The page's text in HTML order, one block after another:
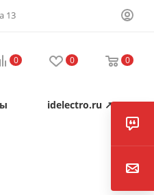
13
0 0 0
idelectro.ru ↗